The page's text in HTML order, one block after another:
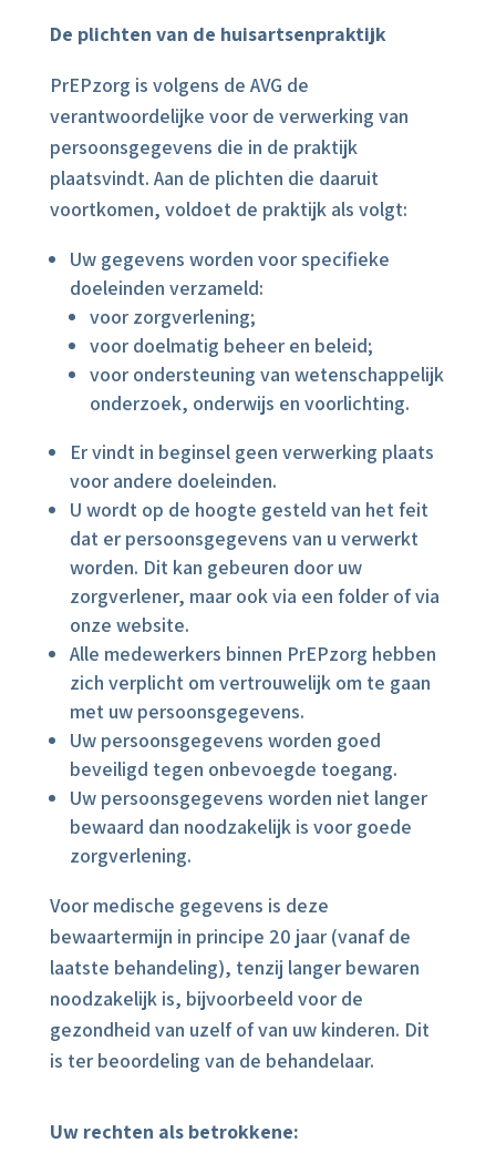
De plichten van de huisartsenpraktijk
PrEPzorg is volgens de AVG de
verantwoordelijke voor de verwerking van
persoonsgegevens die in de praktijk
plaatsvindt. Aan de plichten die daaruit
voortkomen, voldoet de praktijk als volgt:
Uw gegevens worden voor specifieke
doeleinden verzameld:
voor zorgverlening;
voor doelmatig beheer en beleid;
voor ondersteuning van wetenschappelijk
onderzoek, onderwijs en voorlichting.
Er vindt in beginsel geen verwerking plaats
voor andere doeleinden.
U wordt op de hoogte gesteld van het feit
dat er persoonsgegevens van u verwerkt
worden. Dit kan gebeuren door uw
zorgverlener, maar ook via een folder of via
onze website.
Alle medewerkers binnen PrEPzorg hebben
zich verplicht om vertrouwelijk om te gaan
met uw persoonsgegevens.
Uw persoonsgegevens worden goed
beveiligd tegen onbevoegde toegang.
Uw persoonsgegevens worden niet langer
bewaard dan noodzakelijk is voor goede
zorgverlening.
Voor medische gegevens is deze
bewaartermijn in principe 20 jaar (vanaf de
laatste behandeling), tenzij langer bewaren
noodzakelijk is, bijvoorbeeld voor de
gezondheid van uzelf of van uw kinderen. Dit
is ter beoordeling van de behandelaar.
Uw rechten als betrokkene: